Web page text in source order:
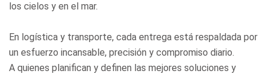
los cielos y en el mar.
En logística y transporte, cada entrega está respaldada por
un esfuerzo incansable, precisión y compromiso diario.
A quienes planifican y definen las mejores soluciones y